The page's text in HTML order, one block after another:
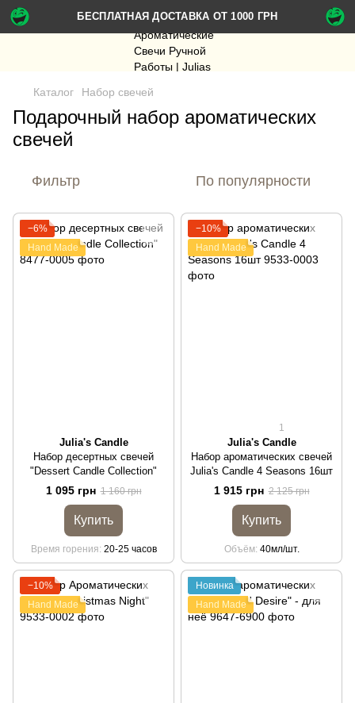
БЕСПЛАТНАЯ ДОСТАВКА ОТ 1000 ГРН
Каталог Набор свечей
Подарочный набор ароматических
свечей
Фильтр По популярности
−6%
Hand Made
Julia's Candle
Набор десертных свечей
"Dessert Candle Collection"
1 095 грн 1 160 грн
Купить
Время горения 20-25 часов
−10%
Hand Made
1
Julia's Candle
Набор ароматических свечей
Julia's Candle 4 Seasons 16шт
1 915 грн 2 125 грн
Купить
Объём 40мл/шт.
−10%
Hand Made
Новинка
Hand Made